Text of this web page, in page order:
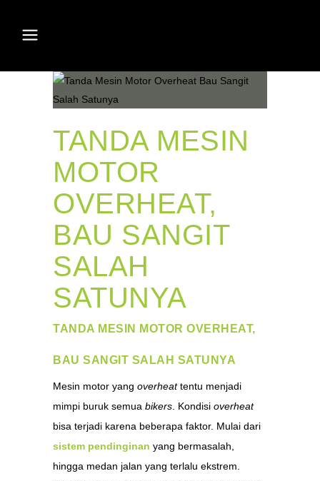
TANDA MESIN
MOTOR
OVERHEAT,
BAU SANGIT
SALAH
SATUNYA
TANDA MESIN MOTOR OVERHEAT,
BAU SANGIT SALAH SATUNYA
Mesin motor yang overheattentu menjadi
mimpi buruk semua bikers . Kondisi overheat
bisa terjadi karena beberapa faktor. Mulai dari
sistem pendinginan yang bermasalah,
hingga medan jalan yang terlalu ekstrem.